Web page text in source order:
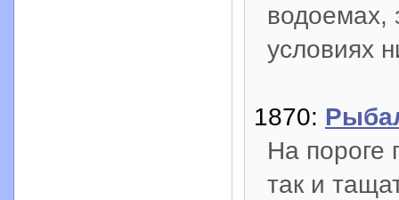
водоемах,
условиях
1870:
На пороге
так и